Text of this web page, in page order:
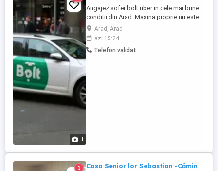
1
Angajez sofer bolt uber in cele mai bune
conditii din Arad. Masina proprie nu este
obligatorie, vei lucra pe masina
companiei. Cartea de munca este
obligatorie. Masina ramane la sofer.o
poate folosi si in interes personal.Detaliile
Arad, Arad
azi 15:24
Telefon validat
1
Casa Seniorilor Sebastian -Cămin